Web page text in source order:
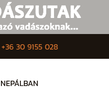
+36 30 9155 028